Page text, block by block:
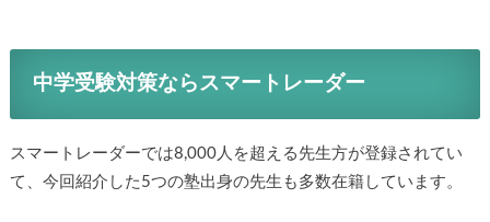
中学受験対策ならスマートレーダー
スマートレーダーでは8,000人を超える先生方が登録されてい
て、今回紹介した5つの塾出身の先生も多数在籍しています。